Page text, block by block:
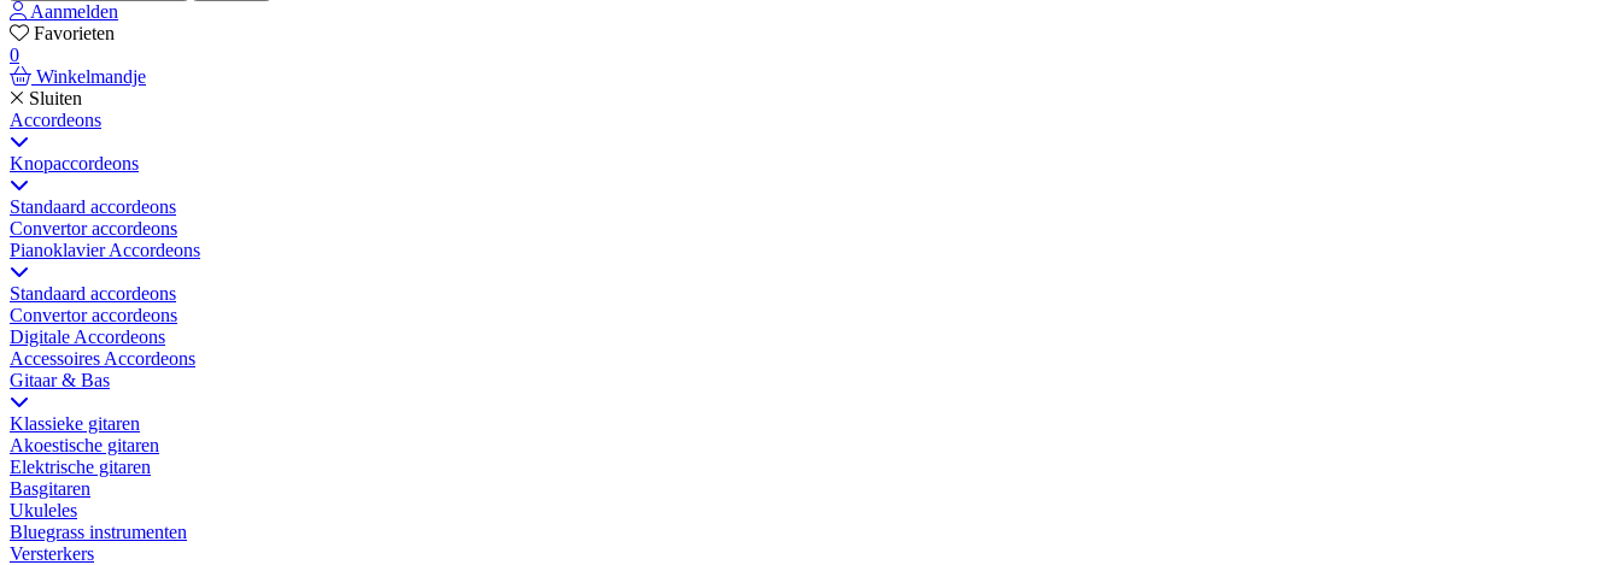
Aanmelden
Favorieten
0
Winkelmandje
Sluiten
Accordeons
Knopaccordeons
Standaard accordeons
Convertor accordeons
Pianoklavier Accordeons
Standaard accordeons
Convertor accordeons
Digitale Accordeons
Accessoires Accordeons
Gitaar & Bas
Klassieke gitaren
Akoestische gitaren
Elektrische gitaren
Basgitaren
Ukuleles
Bluegrass instrumenten
Versterkers